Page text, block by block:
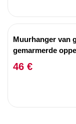
Muurhanger van
gemarmerde
46 €